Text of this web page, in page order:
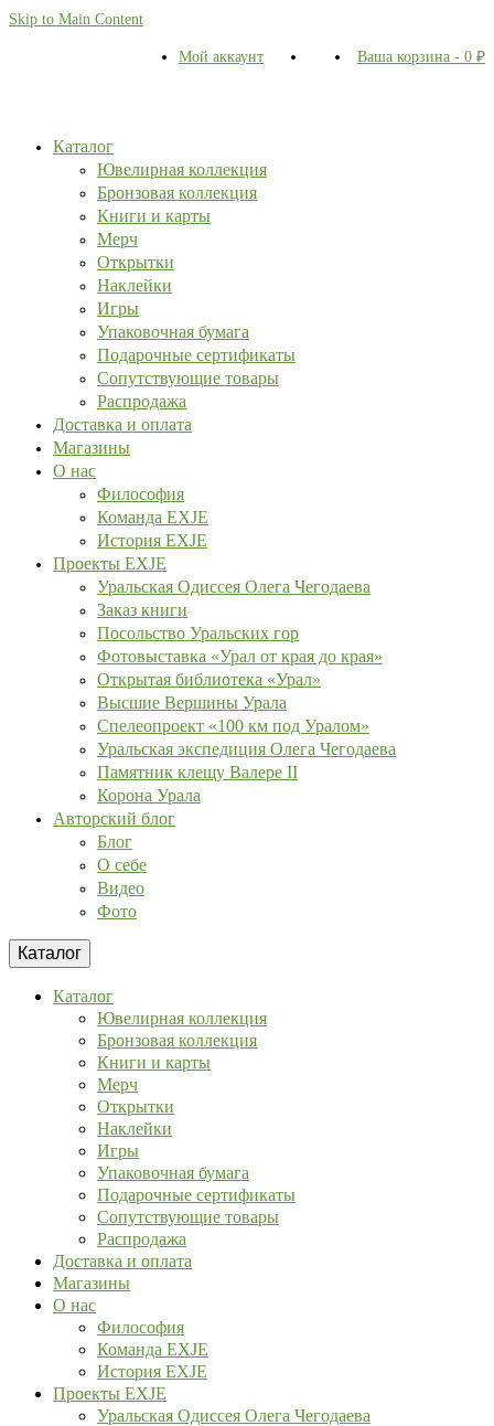
Skip to Main Content
Мой аккаунт Ваша корзина - 0 ₽
Каталог
Ювелирная коллекция
Бронзовая коллекция
Книги и карты
Мерч
Открытки
Наклейки
Игры
Упаковочная бумага
Подарочные сертификаты
Сопутствующие товары
Распродажа
Доставка и оплата
Магазины
О нас
Философия
Команда EXJE
История EXJE
Проекты EXJE
Уральская Одиссея Олега Чегодаева
Заказ книги
Посольство Уральских гор
Фотовыставка «Урал от края до края»
Открытая библиотека «Урал»
Высшие Вершины Урала
Спелеопроект «100 км под Уралом»
Уральская экспедиция Олега Чегодаева
Памятник клещу Валере II
Корона Урала
Авторский блог
Блог
О себе
Видео
Фото
Каталог
Каталог
Ювелирная коллекция
Бронзовая коллекция
Книги и карты
Мерч
Открытки
Наклейки
Игры
Упаковочная бумага
Подарочные сертификаты
Сопутствующие товары
Распродажа
Доставка и оплата
Магазины
О нас
Философия
Команда EXJE
История EXJE
Проекты EXJE
Уральская Одиссея Олега Чегодаева